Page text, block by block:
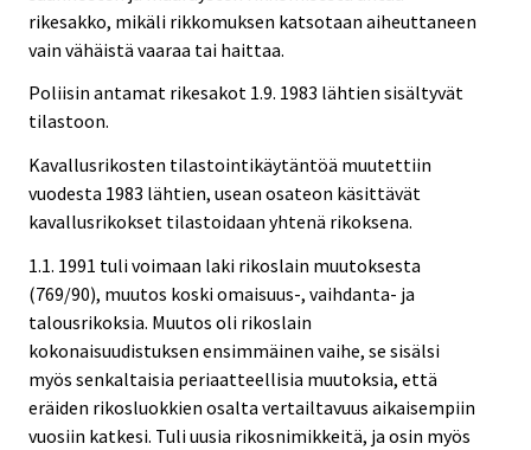
rikesakko, mikäli rikkomuksen katsotaan aiheuttaneen
vain vähäistä vaaraa tai haittaa.
Poliisin antamat rikesakot 1.9. 1983 lähtien sisältyvät
tilastoon.
Kavallusrikosten tilastointikäytäntöä muutettiin
vuodesta 1983 lähtien, usean osateon käsittävät
kavallusrikokset tilastoidaan yhtenä rikoksena.
1.1. 1991 tuli voimaan laki rikoslain muutoksesta
(769/90), muutos koski omaisuus-, vaihdanta- ja
talousrikoksia. Muutos oli rikoslain
kokonaisuudistuksen ensimmäinen vaihe, se sisälsi
myös senkaltaisia periaatteellisia muutoksia, että
eräiden rikosluokkien osalta vertailtavuus aikaisempiin
vuosiin katkesi. Tuli uusia rikosnimikkeitä, ja osin myös